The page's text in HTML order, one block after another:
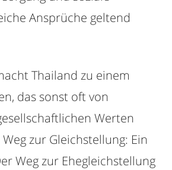
Ansprüche geltend
Thailand zu einem
das sonst oft von
Werten
zur Gleichstellung: Ein
Weg zur Ehegleichstellung